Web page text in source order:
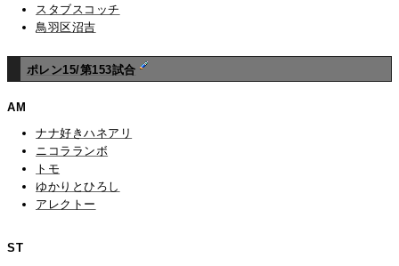
スタブスコッチ
鳥羽区沼吉
ポレン15/第153試合
AM
ナナ好きハネアリ
ニコラランボ
トモ
ゆかりとひろし
アレクトー
ST